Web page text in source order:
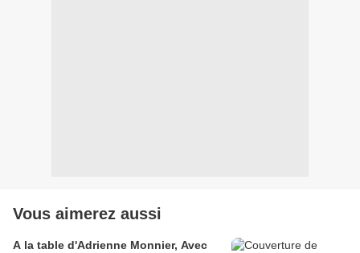
Vous aimerez aussi
A la table d'Adrienne Monnier, Avec